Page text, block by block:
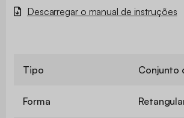
Descarregar o manual de instruções
Tipo Conjunto
Forma